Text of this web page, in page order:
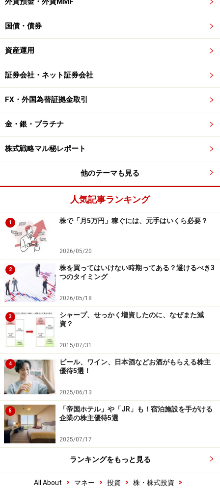
国債・債券
資産運用
証券会社・ネット証券会社
FX・外国為替証拠金取引
金・銀・プラチナ
株式戦略マル秘レポート
他のテーマも見る
人気記事ランキング
1 株で「月5万円」稼ぐには、元手はいくら必要？
2026/05/20
2
株を買ってはいけない時期ってある？避けるべき3
つのタイミング
2026/05/18
3
シャープ、せっかく増資したのに、なぜまた減
資？
2015/07/31
4
ビール、ワイン、日本酒などお酒がもらえる株主
優待5選！
2025/06/13
5
「帝国ホテル」や「JR」も！宿泊施設を手がける
企業の株主優待5選
2025/07/17
ランキングをもっと見る
All About > マネー > 投資 > 株・株式投資 >